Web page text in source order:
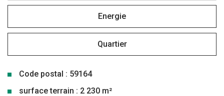
Energie
Quartier
Code postal : 59164
surface terrain : 2 230 m²